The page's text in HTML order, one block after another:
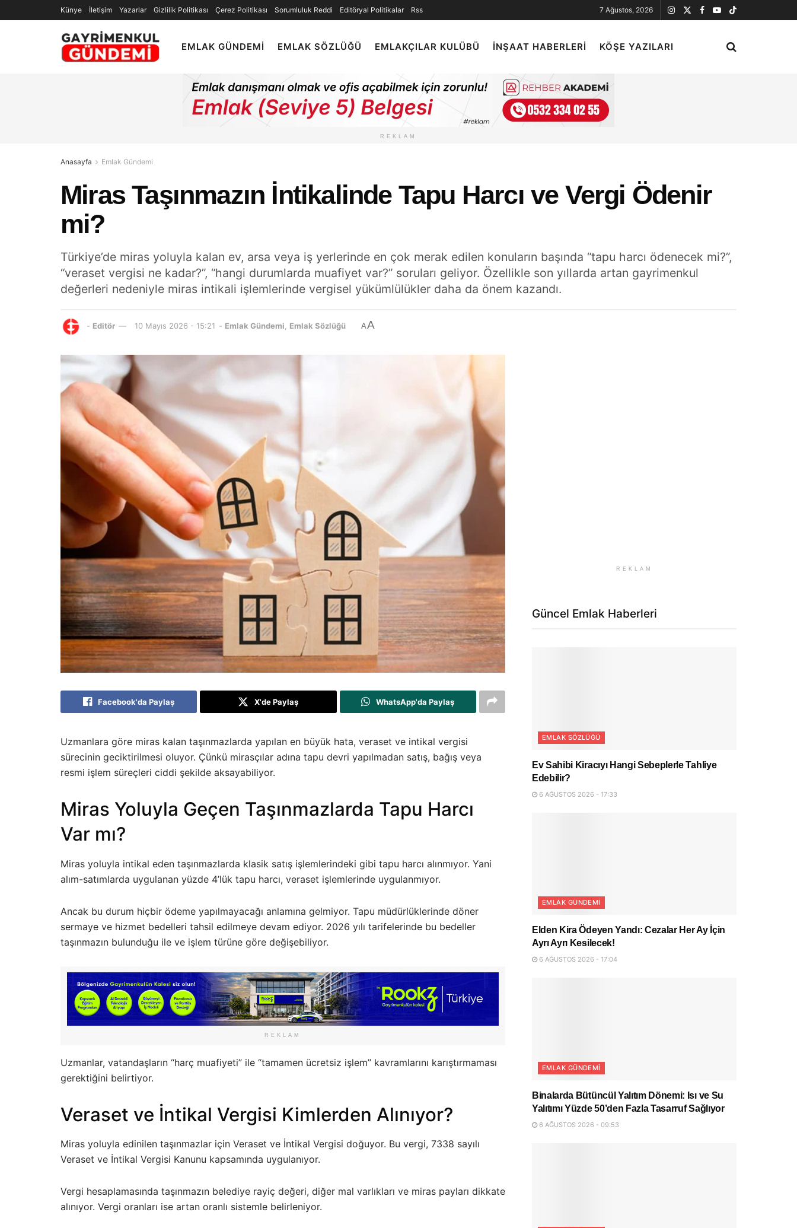
Künye İletişim Yazarlar Gizlilik Politikası Çerez Politikası Sorumluluk Reddi Editöryal Politikalar Rss 7 Ağustos, 2026
EMLAK GÜNDEMI EMLAK SÖZLÜĞÜ EMLAKÇILAR KULÜBÜ İNŞAAT HABERLERI KÖŞE YAZILARI
REKLAM
Anasayfa Emlak Gündemi
Miras Taşınmazın İntikalinde Tapu Harcı ve Vergi Ödenir
mi?
Türkiye’de miras yoluyla kalan ev, arsa veya iş yerlerinde en çok merak edilen konuların başında “tapu harcı ödenecek mi?”,
“veraset vergisi ne kadar?”, “hangi durumlarda muafiyet var?” soruları geliyor. Özellikle son yıllarda artan gayrimenkul
değerleri nedeniyle miras intikali işlemlerinde vergisel yükümlülükler daha da önem kazandı.
- Editör 10 Mayıs 2026 - 15:21 - Emlak Gündemi Emlak Sözlüğü AA
Facebook'da Paylaş X'de Paylaş WhatsApp'da Paylaş
Uzmanlara göre miras kalan taşınmazlarda yapılan en büyük hata, veraset ve intikal vergisi
sürecinin geciktirilmesi oluyor. Çünkü mirasçılar adına tapu devri yapılmadan satış, bağış veya
resmi işlem süreçleri ciddi şekilde aksayabiliyor.
Miras Yoluyla Geçen Taşınmazlarda Tapu Harcı
Var mı?
Miras yoluyla intikal eden taşınmazlarda klasik satış işlemlerindeki gibi tapu harcı alınmıyor. Yani
alım-satımlarda uygulanan yüzde 4’lük tapu harcı, veraset işlemlerinde uygulanmıyor.
Ancak bu durum hiçbir ödeme yapılmayacağı anlamına gelmiyor. Tapu müdürlüklerinde döner
sermaye ve hizmet bedelleri tahsil edilmeye devam ediyor. 2026 yılı tarifelerinde bu bedeller
taşınmazın bulunduğu ile ve işlem türüne göre değişebiliyor.
REKLAM
Uzmanlar, vatandaşların “harç muafiyeti” ile “tamamen ücretsiz işlem” kavramlarını karıştırmaması
gerektiğini belirtiyor.
Veraset ve İntikal Vergisi Kimlerden Alınıyor?
Miras yoluyla edinilen taşınmazlar için Veraset ve İntikal Vergisi doğuyor. Bu vergi, 7338 sayılı
Veraset ve İntikal Vergisi Kanunu kapsamında uygulanıyor.
Vergi hesaplamasında taşınmazın belediye rayiç değeri, diğer mal varlıkları ve miras payları dikkate
alınıyor. Vergi oranları ise artan oranlı sistemle belirleniyor.
REKLAM
Güncel Emlak Haberleri
EMLAK SÖZLÜĞÜ
Ev Sahibi Kiracıyı Hangi Sebeplerle Tahliye
Edebilir?
6 AĞUSTOS 2026 - 17:33
EMLAK GÜNDEMI
Elden Kira Ödeyen Yandı: Cezalar Her Ay İçin
Ayrı Ayrı Kesilecek!
6 AĞUSTOS 2026 - 17:04
EMLAK GÜNDEMI
Binalarda Bütüncül Yalıtım Dönemi: Isı ve Su
Yalıtımı Yüzde 50’den Fazla Tasarruf Sağlıyor
6 AĞUSTOS 2026 - 09:53